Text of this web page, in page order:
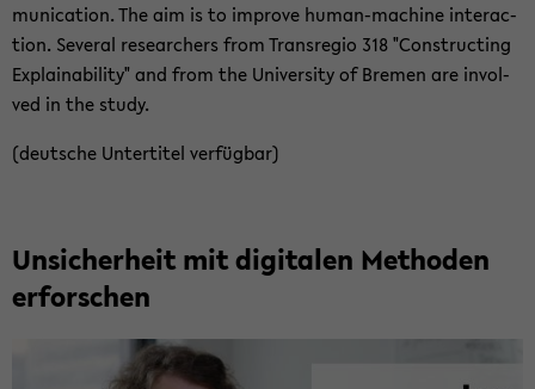
mu­ni­ca­ti­on. The aim is to im­pro­ve human-​machine in­ter­ac­
tion. Sever­al re­se­ar­chers from Trans­re­gio 318 "Con­st­ruc­ting
Ex­plai­na­bi­li­ty" and from the Uni­ver­si­ty of Bre­men are in­vol­
ved in the study.
(deut­sche Un­ter­ti­tel ver­füg­bar)
Un­si­cher­heit mit di­gi­ta­len Me­tho­den
er­for­schen